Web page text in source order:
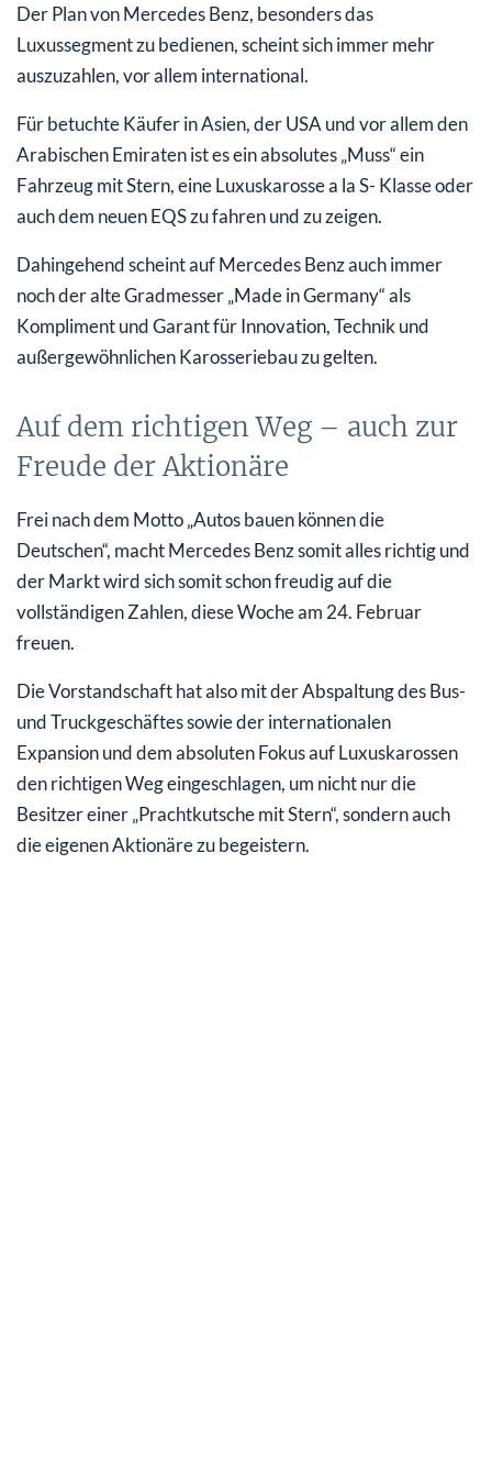
Der Plan von Mercedes Benz, besonders das
Luxussegment zu bedienen, scheint sich immer mehr
auszuzahlen, vor allem international.
Für betuchte Käufer in Asien, der USA und vor allem den
Arabischen Emiraten ist es ein absolutes „Muss“ ein
Fahrzeug mit Stern, eine Luxuskarosse a la S- Klasse oder
auch dem neuen EQS zu fahren und zu zeigen.
Dahingehend scheint auf Mercedes Benz auch immer
noch der alte Gradmesser „Made in Germany“ als
Kompliment und Garant für Innovation, Technik und
außergewöhnlichen Karosseriebau zu gelten.
Auf dem richtigen Weg – auch zur
Freude der Aktionäre
Frei nach dem Motto „Autos bauen können die
Deutschen“, macht Mercedes Benz somit alles richtig und
der Markt wird sich somit schon freudig auf die
vollständigen Zahlen, diese Woche am 24. Februar
freuen.
Die Vorstandschaft hat also mit der Abspaltung des Bus-
und Truckgeschäftes sowie der internationalen
Expansion und dem absoluten Fokus auf Luxuskarossen
den richtigen Weg eingeschlagen, um nicht nur die
Besitzer einer „Prachtkutsche mit Stern“, sondern auch
die eigenen Aktionäre zu begeistern.